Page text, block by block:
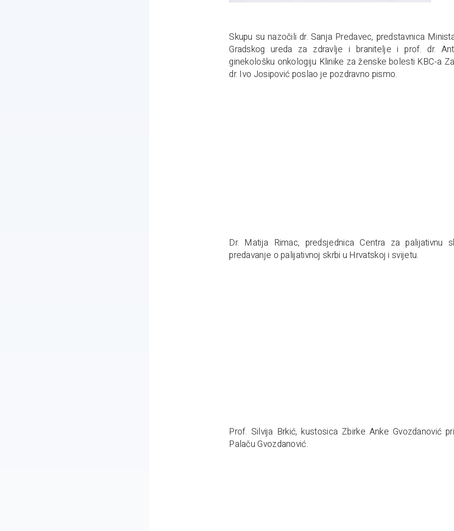
Skupu su nazočili dr. Sanja Predavec, predstavnica
Gradskog ureda za zdravlje i branitelje i prof. dr.
ginekološku onkologiju Klinike za ženske bolesti KBC-a
dr. Ivo Josipović poslao je pozdravno pismo.
Dr. Matija Rimac, predsjednica Centra za palijativnu
predavanje o palijativnoj skrbi u Hrvatskoj i svijetu.
Prof. Silvija Brkić, kustosica Zbirke Anke Gvozdanović
Palaču Gvozdanović.